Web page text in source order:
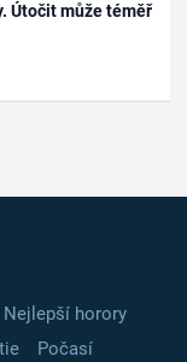
Útočit může téměř
Nejlepší horory
Počasí